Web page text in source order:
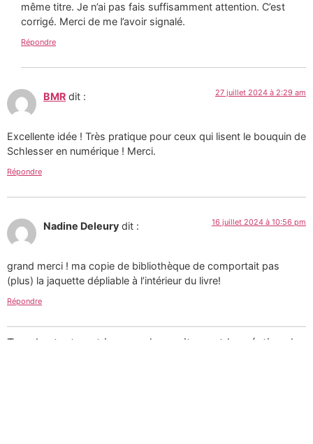
même titre. Je n’ai pas fais suffisamment attention. C’est
corrigé. Merci de me l’avoir signalé.
Répondre
BMR dit : 27 juillet 2024 à 2:29 am
Excellente idée ! Très pratique pour ceux qui lisent le bouquin de
Schlesser en numérique ! Merci.
Répondre
Nadine Deleury dit : 16 juillet 2024 à 10:56 pm
grand merci ! ma copie de bibliothèque de comportait pas
(plus) la jaquette dépliable à l’intérieur du livre!
Répondre
Tous les textes et images de ce site sont la création de